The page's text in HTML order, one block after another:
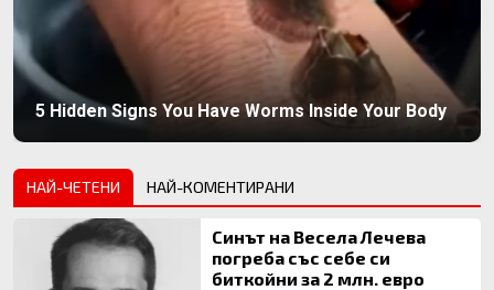
5 Hidden Signs You Have Worms Inside Your Body
НАЙ-ЧЕТЕНИ НАЙ-КОМЕНТИРАНИ
Синът на Весела Лечева
погреба със себе си
биткойни за 2 млн. евро